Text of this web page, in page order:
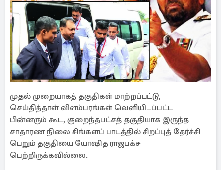
முதல் முறையாகத் தகுதிகள் மாற்றப்பட்டு,
செய்தித்தாள் விளம்பரங்கள் வெளியிடப்பட்ட
பின்னரும் கூட, குறைந்தபட்சத் தகுதியாக இருந்த
சாதாரண நிலை சிங்களப் பாடத்தில் சிறப்புத் தேர்ச்சி
பெறும் தகுதியை யோஷித ராஜபக்ச
பெற்றிருக்கவில்லை.